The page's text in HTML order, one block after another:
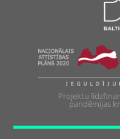
Projektu
pandēmijas